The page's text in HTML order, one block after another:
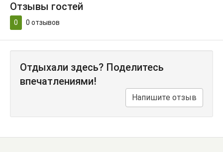
Отзывы гостей
0 0 отзывов
Отдыхали здесь? Поделитесь
впечатлениями!
Напишите отзыв